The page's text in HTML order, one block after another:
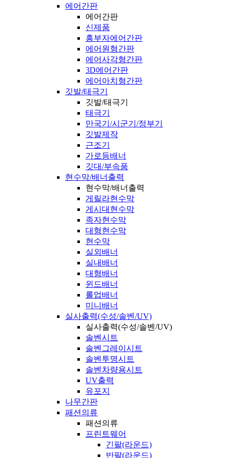
에어간판
에어간판
신제품
흥부자에어간판
에어원형간판
에어사각형간판
3D에어간판
에어아치형간판
깃발/태극기
깃발/태극기
태극기
만국기/시군기/정부기
깃발제작
근조기
가로등배너
깃대/부속품
현수막/배너출력
현수막/배너출력
게릴라현수막
게시대현수막
족자현수막
대형현수막
현수막
실외배너
실내배너
대형배너
윈드배너
롤업배너
미니배너
실사출력(수성/솔벤/UV)
실사출력(수성/솔벤/UV)
솔벤시트
솔벤그레이시트
솔벤투명시트
솔벤차량용시트
UV출력
유포지
나무간판
패션의류
패션의류
프린트웨어
긴팔(라운드)
반팔(라운드)